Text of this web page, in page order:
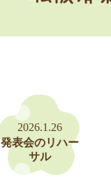
2026.1.26
発表会のリハー
サル